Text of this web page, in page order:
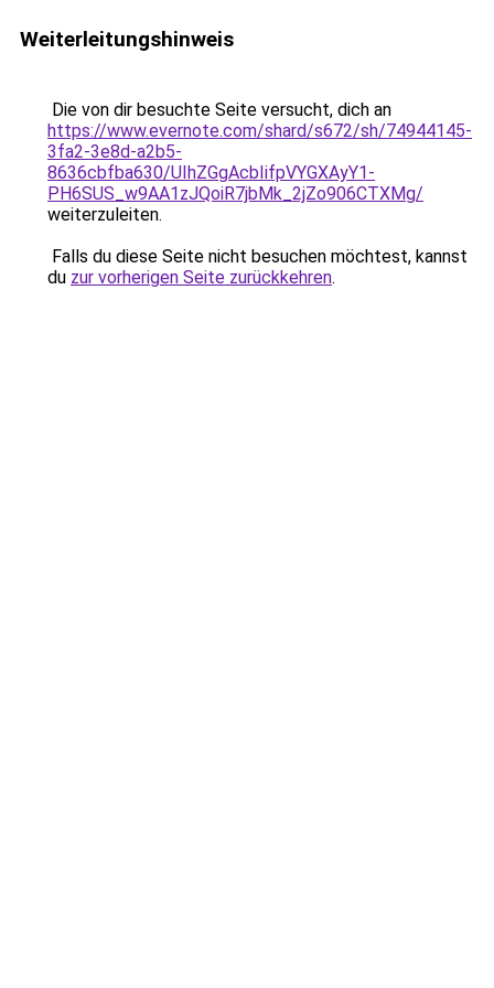
Weiterleitungshinweis
Die von dir besuchte Seite versucht, dich an
https://www.evernote.com/shard/s672/sh/74944145-
3fa2-3e8d-a2b5-
8636cbfba630/UIhZGgAcbIifpVYGXAyY1-
PH6SUS_w9AA1zJQoiR7jbMk_2jZo906CTXMg/
weiterzuleiten.
Falls du diese Seite nicht besuchen möchtest, kannst
du zur vorherigen Seite zurückkehren.